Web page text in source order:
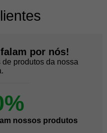
por nós!
produtos da nossa
nossos produtos